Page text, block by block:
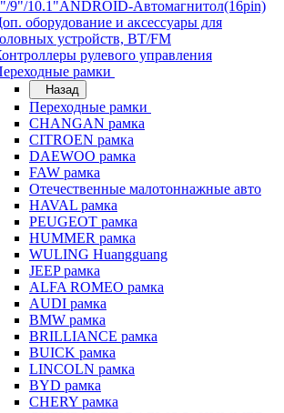
9"/10.1"ANDROID-Автомагнитол(16pin)
оборудование и аксессуары для
устройств, BT/FM
рулевого управления
рамки
Назад
Переходные рамки
CHANGAN рамка
CITROEN рамка
DAEWOO рамка
FAW рамка
Отечественные малотоннажные авто
HAVAL рамка
PEUGEOT рамка
HUMMER рамка
WULING Huangguang
JEEP рамка
ALFA ROMEO рамка
AUDI рамка
BMW рамка
BRILLIANCE рамка
BUICK рамка
LINCOLN рамка
BYD рамка
CHERY рамка